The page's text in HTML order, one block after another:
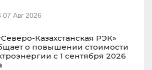
07 Авг 2026
Казахстанская РЭК»
о повышении стоимости
с 1 сентября 2026